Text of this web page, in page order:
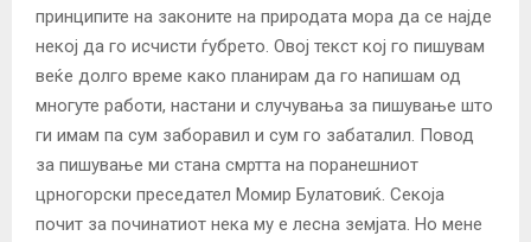
принципите на законите на природата мора да се најде
некој да го исчисти ѓубрето. Овој текст кој го пишувам
веќе долго време како планирам да го напишам од
многуте работи, настани и случувања за пишување што
ги имам па сум заборавил и сум го забаталил. Повод
за пишување ми стана смртта на поранешниот
црногорски преседател Момир Булатовиќ. Секоја
почит за починатиот нека му е лесна земјата. Но мене